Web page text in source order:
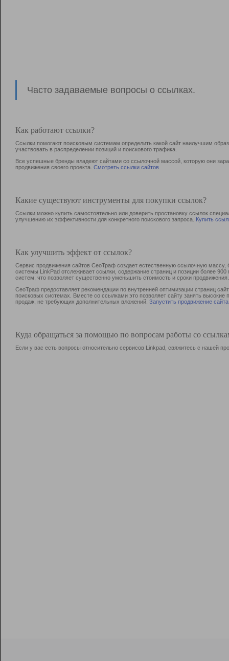
Часто задаваемые вопросы о ссылках.
Как работают ссылки?
Ссылки помогают поисковым системам определить какой сайт наилучшим
участвовать в раcпределении позиций и поискового трафика.
Все успешные бренды владеют сайтами со ссылочной массой, которую они
продвижения своего проекта. Смотреть ссылки сайтов
Какие существуют инструменты для покупки ссылок?
Ссылки можно купить самостоятельно или доверить простановку ссылок
улучшению их эффективности для конкретного поискового запроса. Купить
Как улучшить эффект от ссылок?
Сервис продвижения сайтов СеоТраф создает естественную ссылочную
системы LinkPad отслеживает ссылки, содержание страниц и позиции более
систем, что позволяет существенно уменьшить стоимость и сроки продвижения.
СеоТраф предоставляет рекомендации по внутренней оптимизации страниц
поисковых системах. Вместе со ссылками это позволяет сайту занять
продаж, не требующих дополнительных вложений. Запустить продвижение сайта
Куда обращаться за помощью по вопросам работы со
Если у вас есть вопросы относительно сервисов Linkpad, свяжитесь с нашей